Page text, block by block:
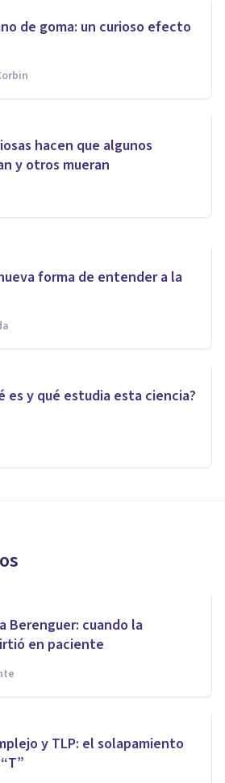
de goma: un curioso efecto
hacen que algunos
y otros mueran
sobre los
su efecto en el
del
forma de entender a la
es y qué estudia esta ciencia?
Berenguer: cuando la
en paciente
y TLP: el solapamiento